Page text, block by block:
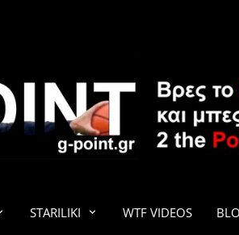
G-
STARILIKI WTF VIDEOS